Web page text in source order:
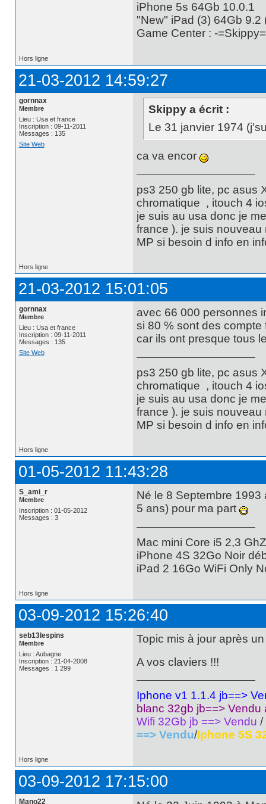
iPhone 5s 64Gb 10.0.1
"New" iPad (3) 64Gb 9.2
Game Center : -
Hors ligne
21-03-2012 14:59:27
gornnax
Membre
Lieu : Usa et france
Inscription : 09-11-2011
Messages : 135
Site Web
Skippy a écrit :
Le 31 janvier 1974
ca va encor
ps3 250 gb lite, pc asus
chromatique , itouch 4
je suis au usa donc je
france ). je suis
MP si besoin d info en
Hors ligne
21-03-2012 15:01:05
gornnax
Membre
Lieu : Usa et france
Inscription : 09-11-2011
Messages : 135
Site Web
avec 66 000 personnes
si 80 % sont des
car ils ont presque tous
ps3 250 gb lite, pc asus
chromatique , itouch 4
je suis au usa donc je
france ). je suis
MP si besoin d info en
Hors ligne
01-05-2012 11:43:28
S_ami_r
Membre
Inscription : 01-05-2012
Messages : 3
Né le 8 Septembre
5 ans) pour ma part
Mac mini Core i5 2,3
iPhone 4S 32Go Noir
iPad 2 16Go WiFi Only
Hors ligne
03-09-2012 15:26:40
seb13lespins
Membre
Lieu : Aubagne
Inscription : 21-04-2008
Messages : 1 299
Topic mis à jour après
A vos claviers !!!
Iphone v1 1.1.4 jb==>
blanc 32gb jb==>
Wifi 32Gb jb ==> Vendu /
==> Vendu/Iphone 5S
Hors ligne
03-09-2012 17:15:00
Mano22